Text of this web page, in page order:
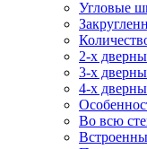
Угловые
2-х
3-х
4-х
Во всю